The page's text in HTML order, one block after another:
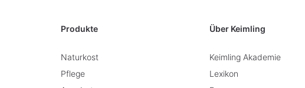
Produkte
Naturkost
Pflege
Über Keimling
Keimling Akademie
Lexikon